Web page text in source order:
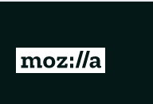
无
转